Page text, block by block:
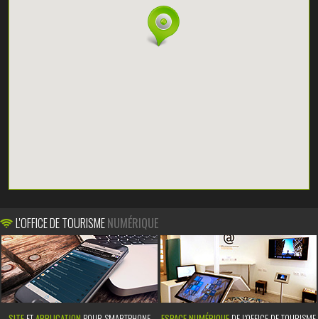
L'OFFICE DE TOURISMENUMÉRIQUE